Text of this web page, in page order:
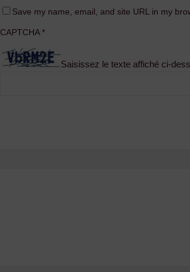
Save my name, email, and site URL in my
CAPTCHA*
Saisissez le texte affiché ci-